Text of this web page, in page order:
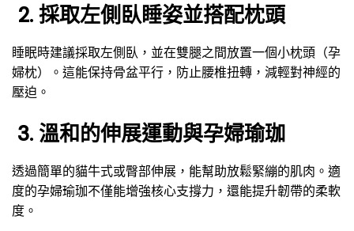
2. 採取左側臥睡姿並搭配枕頭
睡眠時建議採取左側臥，並在雙腿之間放置一個小枕頭（孕
婦枕）。這能保持骨盆平行，防止腰椎扭轉，減輕對神經的
壓迫。
3. 溫和的伸展運動與孕婦瑜珈
透過簡單的貓牛式或臀部伸展，能幫助放鬆緊繃的肌肉。適
度的孕婦瑜珈不僅能增強核心支撐力，還能提升韌帶的柔軟
度。